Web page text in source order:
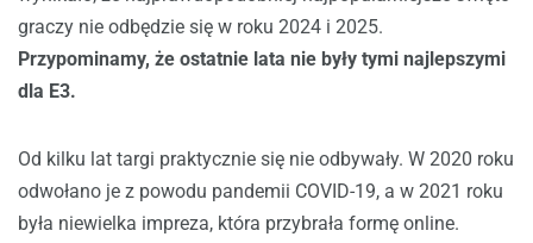
graczy nie odbędzie się w roku 2024 i 2025.
Przypominamy, że ostatnie lata nie były tymi najlepszymi
dla E3.
Od kilku lat targi praktycznie się nie odbywały. W 2020 roku
odwołano je z powodu pandemii COVID-19, a w 2021 roku
była niewielka impreza, która przybrała formę online.